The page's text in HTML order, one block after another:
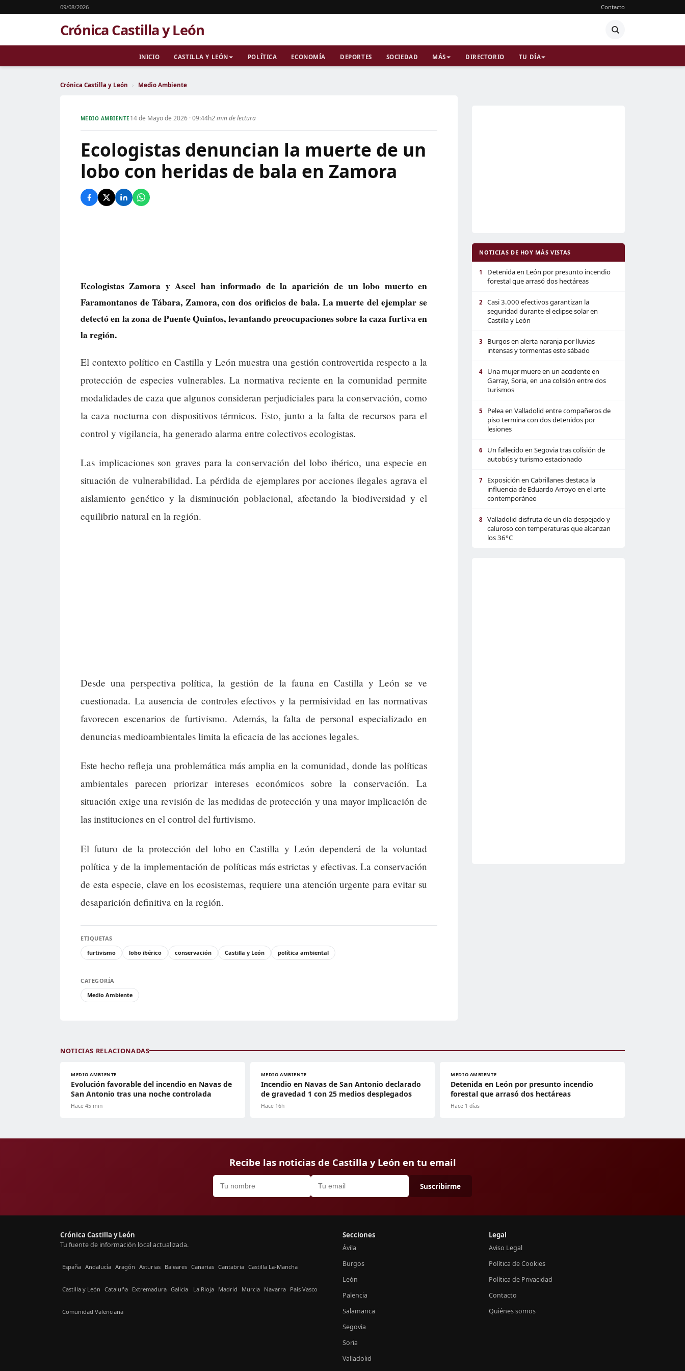
09/08/2026 Contacto
Crónica Castilla y León
INICIO CASTILLA Y LEÓN POLÍTICA ECONOMÍA DEPORTES SOCIEDAD MÁS DIRECTORIO TU DÍA
Crónica Castilla y León › Medio Ambiente
MEDIO AMBIENTE 14 de Mayo de 2026 · 09:44h2 min de lectura
Ecologistas denuncian la muerte de un
lobo con heridas de bala en Zamora
Ecologistas Zamora y Ascel han informado de la aparición de un lobo muerto en
Faramontanos de Tábara, Zamora, con dos orificios de bala. La muerte del ejemplar se
detectó en la zona de Puente Quintos, levantando preocupaciones sobre la caza furtiva en
la región.
El contexto político en Castilla y León muestra una gestión controvertida respecto a la
protección de especies vulnerables. La normativa reciente en la comunidad permite
modalidades de caza que algunos consideran perjudiciales para la conservación, como
la caza nocturna con dispositivos térmicos. Esto, junto a la falta de recursos para el
control y vigilancia, ha generado alarma entre colectivos ecologistas.
Las implicaciones son graves para la conservación del lobo ibérico, una especie en
situación de vulnerabilidad. La pérdida de ejemplares por acciones ilegales agrava el
aislamiento genético y la disminución poblacional, afectando la biodiversidad y el
equilibrio natural en la región.
Desde una perspectiva política, la gestión de la fauna en Castilla y León se ve
cuestionada. La ausencia de controles efectivos y la permisividad en las normativas
favorecen escenarios de furtivismo. Además, la falta de personal especializado en
denuncias medioambientales limita la eficacia de las acciones legales.
Este hecho refleja una problemática más amplia en la comunidad, donde las políticas
ambientales parecen priorizar intereses económicos sobre la conservación. La
situación exige una revisión de las medidas de protección y una mayor implicación de
las instituciones en el control del furtivismo.
El futuro de la protección del lobo en Castilla y León dependerá de la voluntad
política y de la implementación de políticas más estrictas y efectivas. La conservación
de esta especie, clave en los ecosistemas, requiere una atención urgente para evitar su
desaparición definitiva en la región.
ETIQUETAS
furtivismo
lobo ibérico conservación Castilla y León política ambiental
CATEGORÍA
Medio Ambiente
NOTICIAS DE HOY MÁS VISTAS
1
Detenida en León por presunto incendio
forestal que arrasó dos hectáreas
2
Casi 3.000 efectivos garantizan la
seguridad durante el eclipse solar en
Castilla y León
3
Burgos en alerta naranja por lluvias
intensas y tormentas este sábado
4
Una mujer muere en un accidente en
Garray, Soria, en una colisión entre dos
turismos
5
Pelea en Valladolid entre compañeros de
piso termina con dos detenidos por
lesiones
6
Un fallecido en Segovia tras colisión de
autobús y turismo estacionado
7
Exposición en Cabrillanes destaca la
influencia de Eduardo Arroyo en el arte
contemporáneo
8
Valladolid disfruta de un día despejado y
caluroso con temperaturas que alcanzan
los 36°C
NOTICIAS RELACIONADAS
MEDIO AMBIENTE
Evolución favorable del incendio en Navas de
San Antonio tras una noche controlada
Hace 45 min
MEDIO AMBIENTE
Incendio en Navas de San Antonio declarado
de gravedad 1 con 25 medios desplegados
Hace 16h
MEDIO AMBIENTE
Detenida en León por presunto incendio
forestal que arrasó dos hectáreas
Hace 1 días
Recibe las noticias de Castilla y León en tu email
Suscribirme
Crónica Castilla y León
Tu fuente de información local actualizada.
España Andalucía Aragón Asturias Baleares Canarias Cantabria Castilla La-Mancha
Castilla y León Cataluña Extremadura Galicia La Rioja Madrid Murcia Navarra País Vasco
Comunidad Valenciana
Secciones
Ávila
Burgos
León
Palencia
Salamanca
Segovia
Soria
Valladolid
Legal
Aviso Legal
Política de Cookies
Política de Privacidad
Contacto
Quiénes somos